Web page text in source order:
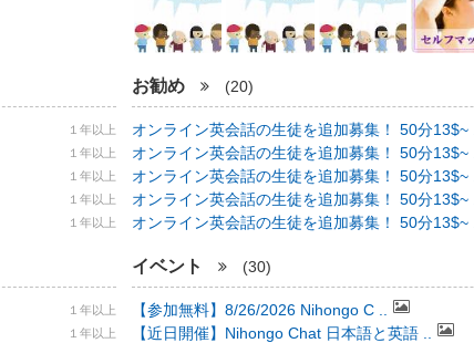
１年以上
１年以上
１年以上
１年以上
１年以上
１年以上
１年以上
お勧め (20)
オンライン英会話の生徒を追加募集！ 50分13$~ ..
オンライン英会話の生徒を追加募集！ 50分13$~ ..
オンライン英会話の生徒を追加募集！ 50分13$~ ..
オンライン英会話の生徒を追加募集！ 50分13$~ ..
オンライン英会話の生徒を追加募集！ 50分13$~ ..
イベント (30)
【参加無料】8/26/2026 Nihongo C ..
【近日開催】Nihongo Chat 日本語と英語 ..